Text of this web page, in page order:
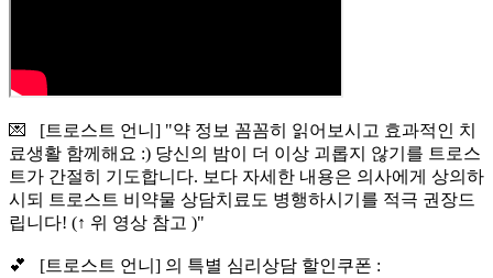
💌 [트로스트 언니] "약 정보 꼼꼼히 읽어보시고 효과적인 치
료생활 함께해요 :) 당신의 밤이 더 이상 괴롭지 않기를 트로스
트가 간절히 기도합니다. 보다 자세한 내용은 의사에게 상의하
시되 트로스트 비약물 상담치료도 병행하시기를 적극 권장드
립니다! (↑ 위 영상 참고 )"
💕 [트로스트 언니] 의 특별 심리상담 할인쿠폰 :